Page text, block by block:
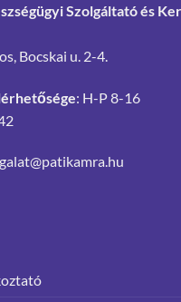
Szolgáltató és
Bocskai u. 2-4.
: H-P 8-16